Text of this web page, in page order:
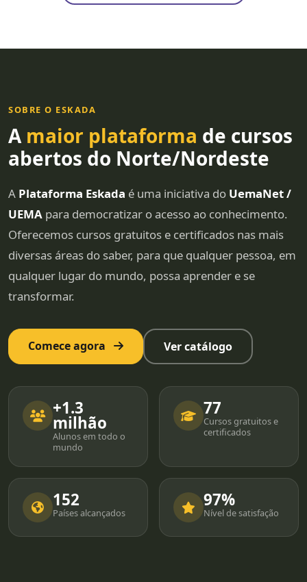
SOBRE O ESKADA
A maior plataforma de cursos
abertos do Norte/Nordeste
A Plataforma Eskada é uma iniciativa do UemaNet /
UEMA para democratizar o acesso ao conhecimento.
Oferecemos cursos gratuitos e certificados nas mais
diversas áreas do saber, para que qualquer pessoa, em
qualquer lugar do mundo, possa aprender e se
transformar.
Comece agora Ver catálogo
+1.3
milhão
Alunos em todo o
mundo
77
Cursos gratuitos e
certificados
152
Países alcançados
97%
Nível de satisfação